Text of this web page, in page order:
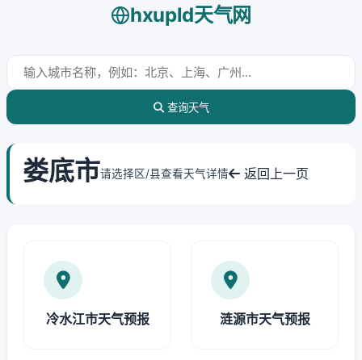
hxupld天气网
查询天气
娄底市请选择区/县查看天气详情 返回上一页
冷水江市天气预报 涟源市天气预报